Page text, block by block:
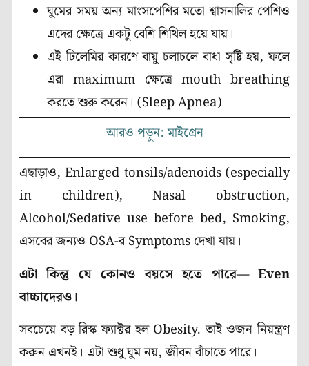
ঘুমের সময় অন্য মাংসপেশির মতো শ্বাসনালির পেশিও
এদের ক্ষেত্রে একটু বেশি শিথিল হয়ে যায়।
এই ঢিলেমির কারণে বায়ু চলাচলে বাধা সৃষ্টি হয়, ফলে
এরা maximum ক্ষেত্রে mouth breathing
করতে শুরু করেন। (Sleep Apnea)
আরও পড়ুন: মাইগ্রেন
এছাড়াও, Enlarged tonsils/adenoids (especially
in children), Nasal obstruction,
Alcohol/Sedative use before bed, Smoking,
এসবের জন্যও OSA-র Symptoms দেখা যায়।
এটা কিন্তু যে কোনও বয়সে হতে পারে— Even
বাচ্চাদেরও।
সবচেয়ে বড় রিস্ক ফ্যাক্টর হল Obesity. তাই ওজন নিয়ন্ত্রণ
করুন এখনই। এটা শুধু ঘুম নয়, জীবন বাঁচাতে পারে।